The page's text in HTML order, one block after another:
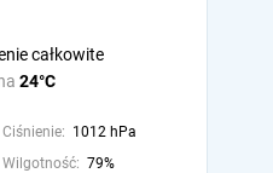
24°C
całkowite
Ciśnienie: 1012 hPa
Wilgotność: 79%